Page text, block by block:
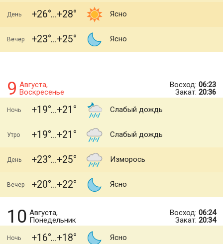
День +26 +28 Ясно
Вечер +23 +25 Ясно
9 Августа,
Воскресенье
Восход: 06:23
Закат: 20:36
Ночь +19 +21 Слабый дождь
Утро +19 +21 Слабый дождь
День +23 +25 Изморось
Вечер +20 +22 Ясно
10 Августа,
Понедельник
Восход: 06:24
Закат: 20:34
Ночь +16 +18 Ясно